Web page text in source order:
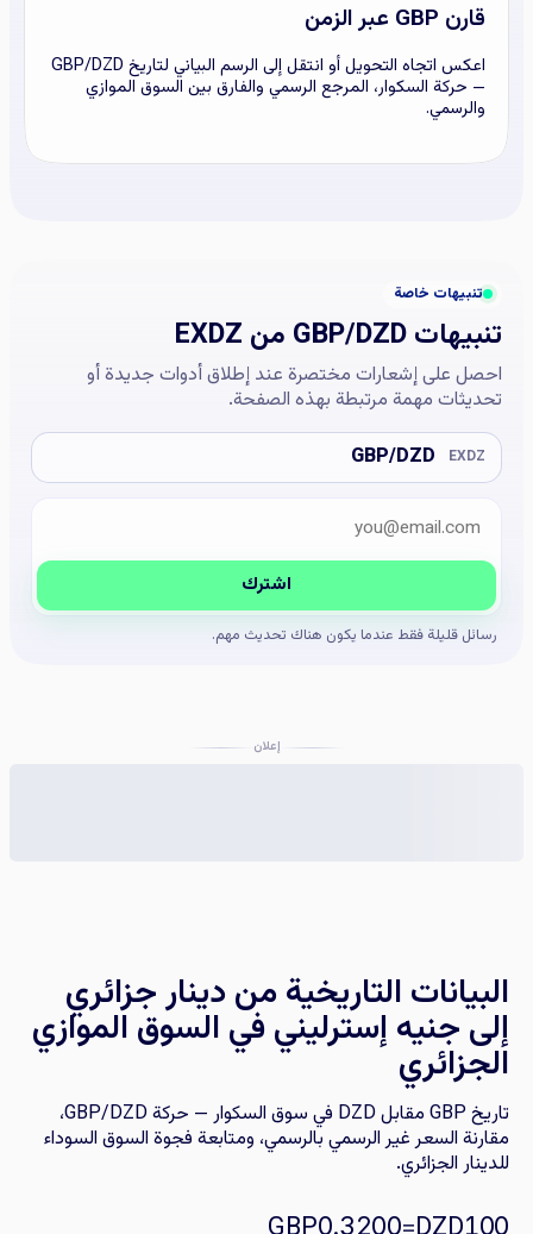
قارن GBP عبر الزمن
اعكس اتجاه التحويل أو انتقل إلى الرسم البياني لتاريخ GBP/DZD
— حركة السكوار، المرجع الرسمي والفارق بين السوق الموازي
والرسمي.
تنبيهات خاصة
تنبيهات GBP/DZD من EXDZ
احصل على إشعارات مختصرة عند إطلاق أدوات جديدة أو
تحديثات مهمة مرتبطة بهذه الصفحة.
EXDZ
GBP/DZDالبريد الإلكتروني
Company website
اشترك
رسائل قليلة فقط عندما يكون هناك تحديث مهم.
إعلان
البيانات التاريخية من دينار جزائري
إلى جنيه إسترليني في السوق الموازي
الجزائري
تاريخ GBP مقابل DZD في سوق السكوار — حركة GBP/DZD،
مقارنة السعر غير الرسمي بالرسمي، ومتابعة فجوة السوق السوداء
للدينار الجزائري.
100
0.3200